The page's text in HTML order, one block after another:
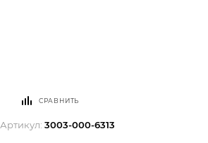
СРАВНИТЬ
Артикул: 3003-000-6313